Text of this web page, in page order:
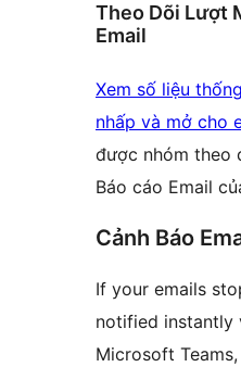
Theo Dõi Lượt
Email
Xem số liệu
nhấp và mở cho
được nhóm theo
Báo cáo Email
Cảnh Báo
If your emails
notified instantly
Microsoft